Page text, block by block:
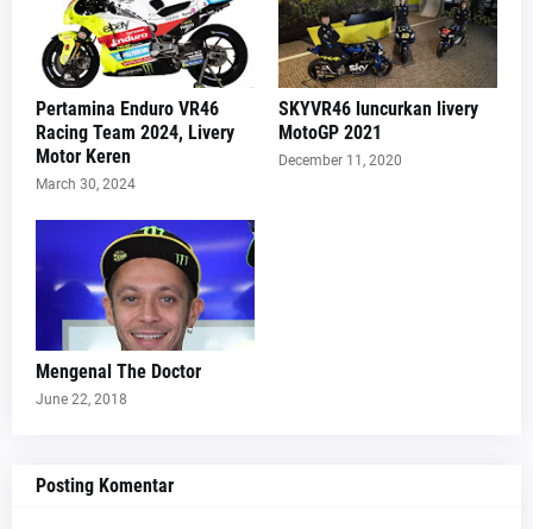
Pertamina Enduro VR46
Racing Team 2024, Livery
Motor Keren
March 30, 2024
SKYVR46 luncurkan livery
MotoGP 2021
December 11, 2020
Mengenal The Doctor
June 22, 2018
Posting Komentar